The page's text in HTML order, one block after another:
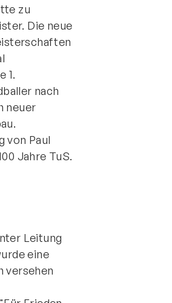
zu
Die neue
1.
nach
neuer
von Paul
Jahre TuS.
Leitung
eine
versehen